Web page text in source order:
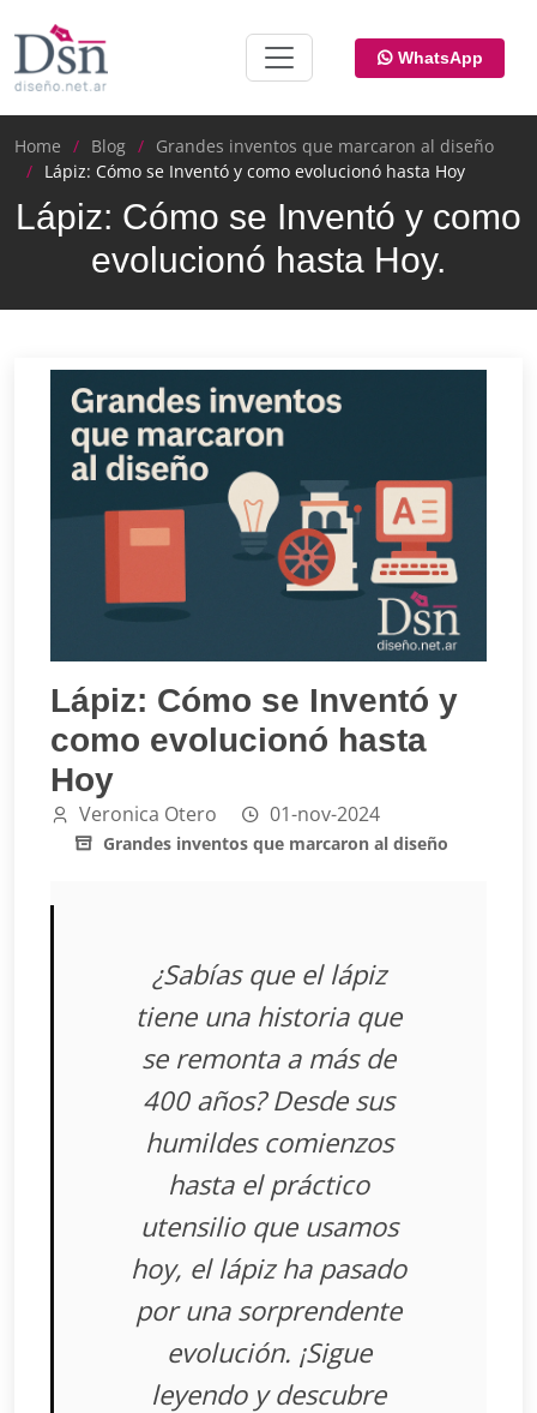
WhatsApp
Home Blog
Grandes inventos que marcaron al diseño
Lápiz: Cómo se Inventó y como evolucionó hasta Hoy
Lápiz: Cómo se Inventó y como
evolucionó hasta Hoy.
Lápiz: Cómo se Inventó y
como evolucionó hasta
Hoy
Veronica Otero 01-nov-2024
Grandes inventos que marcaron al diseño
¿Sabías que el lápiz
tiene una historia que
se remonta a más de
400 años? Desde sus
humildes comienzos
hasta el práctico
utensilio que usamos
hoy, el lápiz ha pasado
por una sorprendente
evolución. ¡Sigue
leyendo y descubre